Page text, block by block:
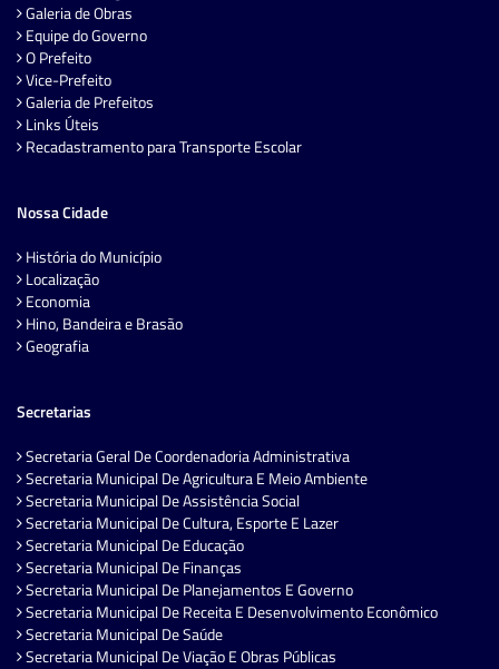
Galeria de Obras
Equipe do Governo
O Prefeito
Vice-Prefeito
Galeria de Prefeitos
Links Úteis
Recadastramento para Transporte Escolar
Nossa Cidade
História do Município
Localização
Economia
Hino, Bandeira e Brasão
Geografia
Secretarias
Secretaria Geral De Coordenadoria Administrativa
Secretaria Municipal De Agricultura E Meio Ambiente
Secretaria Municipal De Assistência Social
Secretaria Municipal De Cultura, Esporte E Lazer
Secretaria Municipal De Educação
Secretaria Municipal De Finanças
Secretaria Municipal De Planejamentos E Governo
Secretaria Municipal De Receita E Desenvolvimento Econômico
Secretaria Municipal De Saúde
Secretaria Municipal De Viação E Obras Públicas